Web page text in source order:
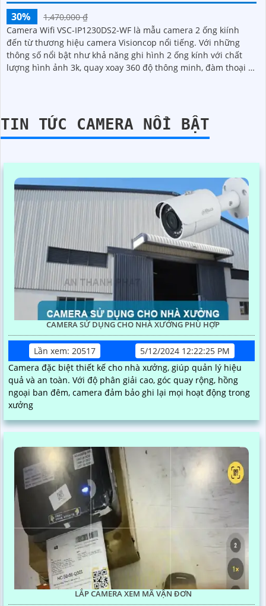
30%
1,470,000 ₫
Camera Wifi VSC-IP1230DS2-WF là mẫu camera 2 ống kiính
đến từ thương hiệu camera Visioncop nổi tiếng. Với những
thông số nổi bật như khả năng ghi hình 2 ống kính với chất
lượng hình ảnh 3k, quay xoay 360 độ thông minh, đàm thoại 2
TIN TỨC CAMERA NỔI BẬT
CAMERA SỬ DỤNG CHO NHÀ XƯỞNG PHÙ HỢP
Lần xem: 20517
5/12/2024 12:22:25 PM
Camera đặc biệt thiết kế cho nhà xưởng, giúp quản lý hiệu
quả và an toàn. Với độ phân giải cao, góc quay rộng, hồng
ngoại ban đêm, camera đảm bảo ghi lại mọi hoạt động trong
xưởng
LẮP CAMERA XEM MÃ VẬN ĐƠN